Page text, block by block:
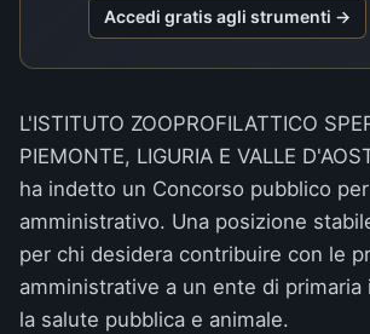
Accedi gratis agli strumenti →
L'ISTITUTO ZOOPROFILATTICO
PIEMONTE, LIGURIA E VALLE
ha indetto un Concorso pubblico
amministrativo. Una posizione
per chi desidera contribuire con le
amministrative a un ente di
la salute pubblica e animale.